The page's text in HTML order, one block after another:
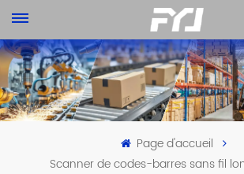
Page d'accueil
Scanner de codes-barres sans fil